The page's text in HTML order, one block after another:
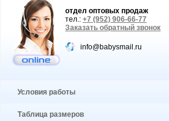
отдел оптовых продаж
тел.: +7 (952) 906-66-77
Заказать обратный звонок
info@babysmail.ru
Условия работы
Таблица размеров